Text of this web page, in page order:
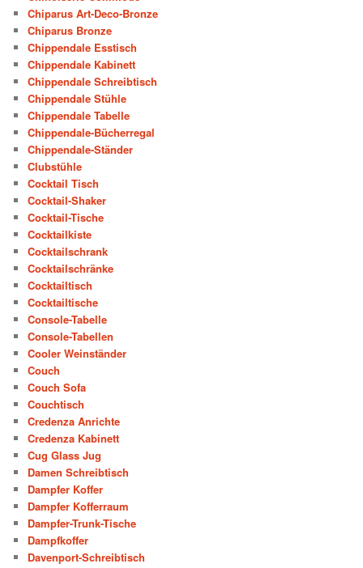
Chiparus Art-Deco-Bronze
Chiparus Bronze
Chippendale Esstisch
Chippendale Kabinett
Chippendale Schreibtisch
Chippendale Stühle
Chippendale Tabelle
Chippendale-Bücherregal
Chippendale-Ständer
Clubstühle
Cocktail Tisch
Cocktail-Shaker
Cocktail-Tische
Cocktailkiste
Cocktailschrank
Cocktailschränke
Cocktailtisch
Cocktailtische
Console-Tabelle
Console-Tabellen
Cooler Weinständer
Couch
Couch Sofa
Couchtisch
Credenza Anrichte
Credenza Kabinett
Cug Glass Jug
Damen Schreibtisch
Dampfer Koffer
Dampfer Kofferraum
Dampfer-Trunk-Tische
Dampfkoffer
Davenport-Schreibtisch